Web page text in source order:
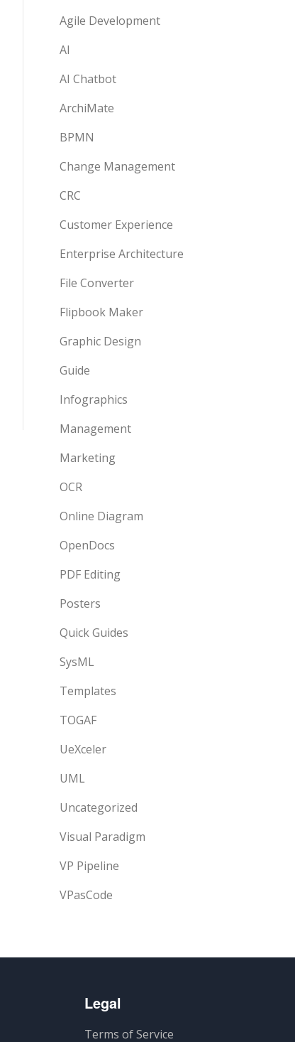
Agile Development
AI
AI Chatbot
ArchiMate
BPMN
Change Management
CRC
Customer Experience
Enterprise Architecture
File Converter
Flipbook Maker
Graphic Design
Guide
Infographics
Management
Marketing
OCR
Online Diagram
OpenDocs
PDF Editing
Posters
Quick Guides
SysML
Templates
TOGAF
UeXceler
UML
Uncategorized
Visual Paradigm
VP Pipeline
VPasCode
Legal
Terms of Service